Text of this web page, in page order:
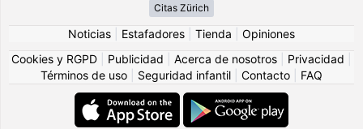
Citas Zürich
Noticias Estafadores Tienda
Opiniones
Cookies y RGPD
Publicidad Acerca de nosotros Privacidad
Términos de uso
Seguridad infantil Contacto FAQ